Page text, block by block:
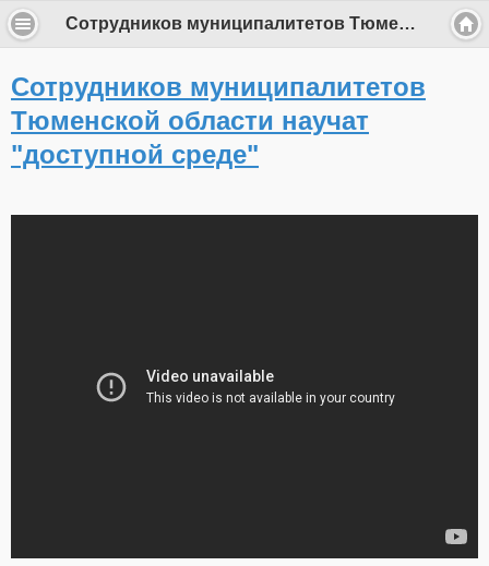
Сотрудников муниципалитетов Тюменской области научат "доступной среде"
Сотрудников муниципалитетов
Тюменской области научат
"доступной среде"